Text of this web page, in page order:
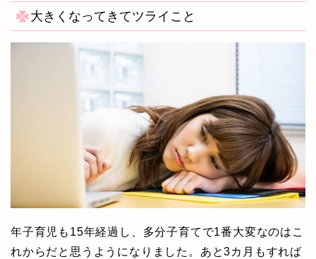
大きくなってきてツライこと
年子育児も15年経過し、多分子育てで1番大変なのはこ
れからだと思うようになりました。あと3カ月もすれば